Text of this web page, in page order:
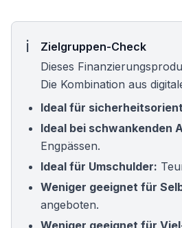
Zielgruppen-Check
Dieses
Die Kombination aus
Ideal für
Ideal bei schwankenden
Engpässen.
Ideal für Umschulder:
Weniger geeignet für
angeboten.
Weniger geeignet für